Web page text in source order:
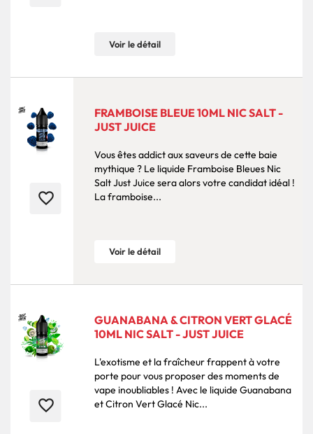
Voir le détail
favorite_border
FRAMBOISE BLEUE 10ML NIC SALT -
JUST JUICE
Vous êtes addict aux saveurs de cette baie
mythique ? Le liquide Framboise Bleues Nic
Salt Just Juice sera alors votre candidat idéal !
La framboise...
Voir le détail
favorite_border
GUANABANA & CITRON VERT GLACÉ
10ML NIC SALT - JUST JUICE
L'exotisme et la fraîcheur frappent à votre
porte pour vous proposer des moments de
vape inoubliables ! Avec le liquide Guanabana
et Citron Vert Glacé Nic...